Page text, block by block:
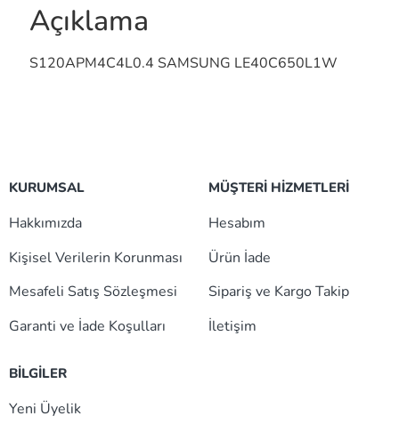
Açıklama
S120APM4C4L0.4 SAMSUNG LE40C650L1W
KURUMSAL
Hakkımızda
Kişisel Verilerin Korunması
Mesafeli Satış Sözleşmesi
Garanti ve İade Koşulları
MÜŞTERİ HİZMETLERİ
Hesabım
Ürün İade
Sipariş ve Kargo Takip
İletişim
BİLGİLER
Yeni Üyelik